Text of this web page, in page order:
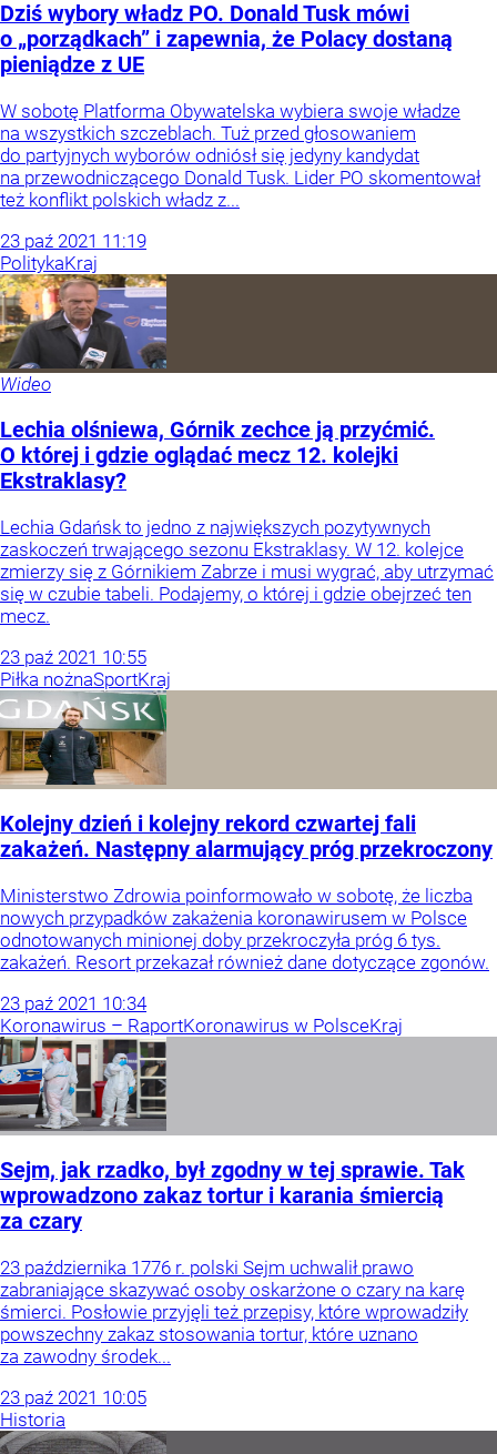
Dziś wybory władz PO. Donald Tusk mówi
o „porządkach” i zapewnia, że Polacy dostaną
pieniądze z UE
W sobotę Platforma Obywatelska wybiera swoje władze
na wszystkich szczeblach. Tuż przed głosowaniem
do partyjnych wyborów odniósł się jedyny kandydat
na przewodniczącego Donald Tusk. Lider PO skomentował
też konflikt polskich władz z...
23 paź 2021 11:19
PolitykaKraj
Wideo
Lechia olśniewa, Górnik zechce ją przyćmić.
O której i gdzie oglądać mecz 12. kolejki
Ekstraklasy?
Lechia Gdańsk to jedno z największych pozytywnych
zaskoczeń trwającego sezonu Ekstraklasy. W 12. kolejce
zmierzy się z Górnikiem Zabrze i musi wygrać, aby utrzymać
się w czubie tabeli. Podajemy, o której i gdzie obejrzeć ten
mecz.
23 paź 2021 10:55
Piłka nożnaSportKraj
Kolejny dzień i kolejny rekord czwartej fali
zakażeń. Następny alarmujący próg przekroczony
Ministerstwo Zdrowia poinformowało w sobotę, że liczba
nowych przypadków zakażenia koronawirusem w Polsce
odnotowanych minionej doby przekroczyła próg 6 tys.
zakażeń. Resort przekazał również dane dotyczące zgonów.
23 paź 2021 10:34
Koronawirus – RaportKoronawirus w PolsceKraj
Sejm, jak rzadko, był zgodny w tej sprawie. Tak
wprowadzono zakaz tortur i karania śmiercią
za czary
23 października 1776 r. polski Sejm uchwalił prawo
zabraniające skazywać osoby oskarżone o czary na karę
śmierci. Posłowie przyjęli też przepisy, które wprowadziły
powszechny zakaz stosowania tortur, które uznano
za zawodny środek...
23 paź 2021 10:05
Historia